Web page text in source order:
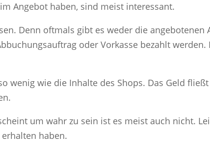
Angebot haben, sind meist interessant.
Denn oftmals gibt es weder die angebotenen
oder Vorkasse bezahlt
wenig wie die Inhalte des Shops. Das Geld
um wahr zu sein ist es meist auch nicht.
haben.